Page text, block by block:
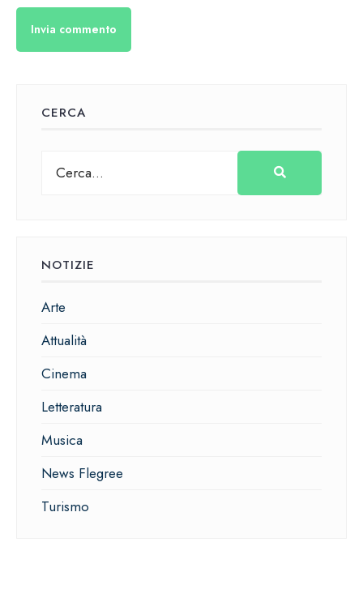
CERCA
NOTIZIE
Arte
Attualità
Cinema
Letteratura
Musica
News Flegree
Turismo